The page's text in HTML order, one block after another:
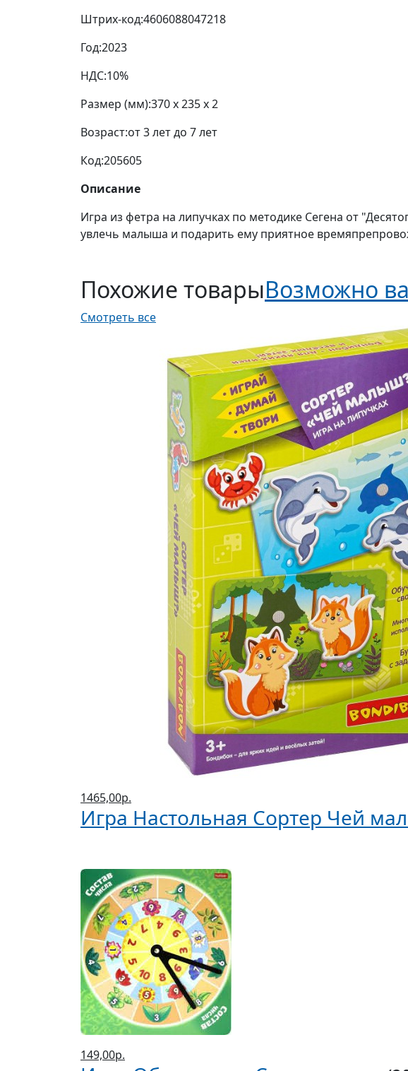
Штрих-код:4606088047218
Год:2023
НДС:10%
Размер (мм):370 x 235 x 2
Возраст:от 3 лет до 7 лет
Код:205605
Описание
Игра из фетра на липучках по методике Сегена от
увлечь малыша и подарить ему приятное
Похожие товарыВозможно
Смотреть все
1465,00р.
Игра Настольная Сортер Чей
149,00р.